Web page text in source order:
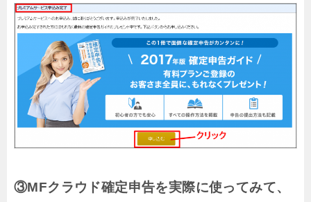
③MFクラウド確定申告を実際に使ってみて、